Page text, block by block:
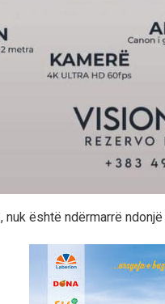
nuk është ndërmarrë